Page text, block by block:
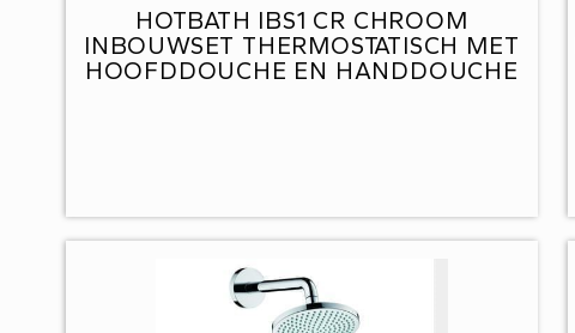
HOTBATH IBS1 CR CHROOM
INBOUWSET THERMOSTATISCH MET
HOOFDDOUCHE EN HANDDOUCHE